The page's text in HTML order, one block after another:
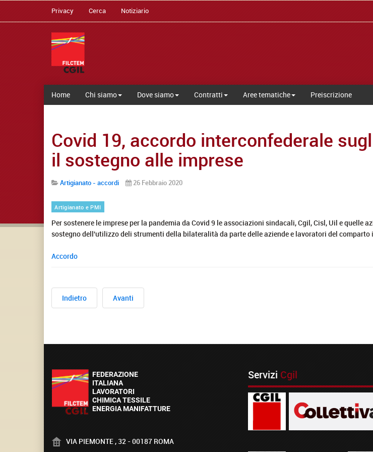
Privacy Cerca Notiziario
Home Chi siamo Dove siamo Contratti Aree tematiche Preiscrizione
Covid 19, accordo interconfederale
il sostegno alle imprese
Artigianato - accordi 26 Febbraio 2020
Artigianato e PMI
Per sostenere le imprese per la pandemia da Covid 9 le associazioni sindacali, Cgil, Cisl, Uil e
sostegno dell'utilizzo deli strumenti della bilateralità da parte delle aziende e lavoratori del comparto
Accordo
Indietro Avanti
VIA PIEMONTE , 32 - 00187 ROMA
ServiziCgil